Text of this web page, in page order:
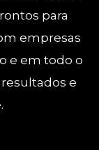
para
empresas
e em todo o
e